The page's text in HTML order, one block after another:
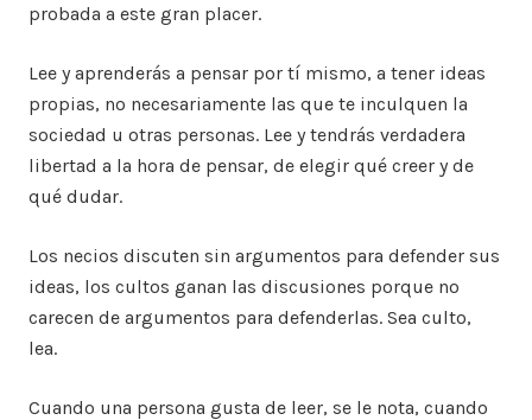
probada a este gran placer.
Lee y aprenderás a pensar por tí mismo, a tener ideas
propias, no necesariamente las que te inculquen la
sociedad u otras personas. Lee y tendrás verdadera
libertad a la hora de pensar, de elegir qué creer y de
qué dudar.
Los necios discuten sin argumentos para defender sus
ideas, los cultos ganan las discusiones porque no
carecen de argumentos para defenderlas. Sea culto,
lea.
Cuando una persona gusta de leer, se le nota, cuando